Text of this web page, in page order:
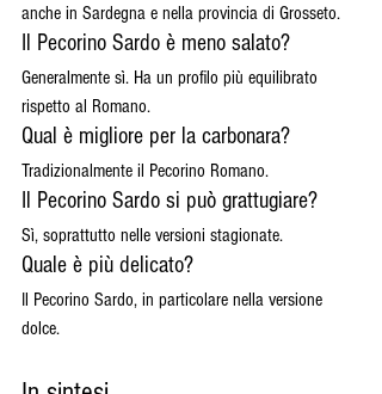
anche in Sardegna e nella provincia di Grosseto.
Il Pecorino Sardo è meno salato?
Generalmente sì. Ha un profilo più equilibrato
rispetto al Romano.
Qual è migliore per la carbonara?
Tradizionalmente il Pecorino Romano.
Il Pecorino Sardo si può grattugiare?
Sì, soprattutto nelle versioni stagionate.
Quale è più delicato?
Il Pecorino Sardo, in particolare nella versione
dolce.